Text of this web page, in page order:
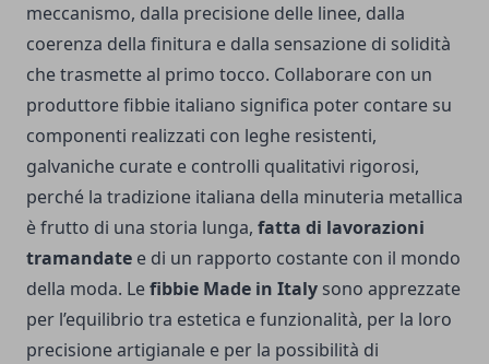
meccanismo, dalla precisione delle linee, dalla
coerenza della finitura e dalla sensazione di solidità
che trasmette al primo tocco. Collaborare con un
produttore fibbie italiano significa poter contare su
componenti realizzati con leghe resistenti,
galvaniche curate e controlli qualitativi rigorosi,
perché la tradizione italiana della minuteria metallica
è frutto di una storia lunga, fatta di lavorazioni
tramandate e di un rapporto costante con il mondo
della moda. Lefibbie Made in Italy sono apprezzate
per l’equilibrio tra estetica e funzionalità, per la loro
precisione artigianale e per la possibilità di